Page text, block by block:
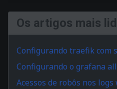
Os artigos mais
Configurando traefik com
Configurando o grafana
Acessos de robôs nos logs